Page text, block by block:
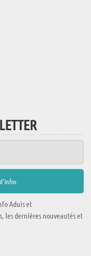
Aduis et
les dernières nouveautés et